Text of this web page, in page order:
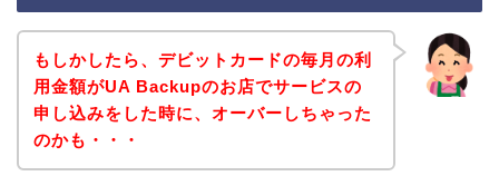
もしかしたら、デビットカードの毎月の利
用金額がUA Backupのお店でサービスの
申し込みをした時に、オーバーしちゃった
のかも・・・